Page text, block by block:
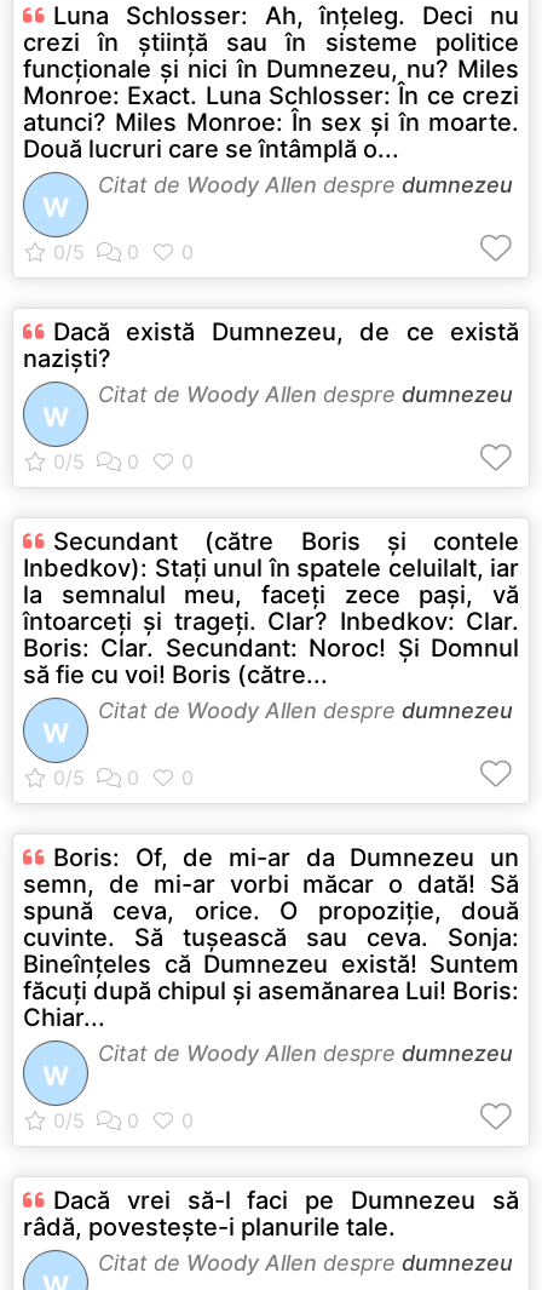
Luna Schlosser: Ah, înţeleg. Deci nu
crezi în ştiinţă sau în sisteme politice
funcţionale şi nici în Dumnezeu, nu? Miles
Monroe: Exact. Luna Schlosser: În ce crezi
atunci? Miles Monroe: În sex şi în moarte.
Două lucruri care se întâmplă o...
W
Citat de Woody Allen despre dumnezeu
Dacă există Dumnezeu, de ce există
nazişti?
W
Citat de Woody Allen despre dumnezeu
Secundant (către Boris şi contele
Inbedkov): Staţi unul în spatele celuilalt, iar
la semnalul meu, faceţi zece paşi, vă
întoarceţi şi trageţi. Clar? Inbedkov: Clar.
Boris: Clar. Secundant: Noroc! Şi Domnul
să fie cu voi! Boris (către...
W
Citat de Woody Allen despre dumnezeu
Boris: Of, de mi-ar da Dumnezeu un
semn, de mi-ar vorbi măcar o dată! Să
spună ceva, orice. O propoziţie, două
cuvinte. Să tuşească sau ceva. Sonja:
Bineînţeles că Dumnezeu există! Suntem
făcuţi după chipul şi asemănarea Lui! Boris:
Chiar...
W
Citat de Woody Allen despre dumnezeu
Dacă vrei să-l faci pe Dumnezeu să
râdă, povesteşte-i planurile tale.
Citat de Woody Allen despre dumnezeu